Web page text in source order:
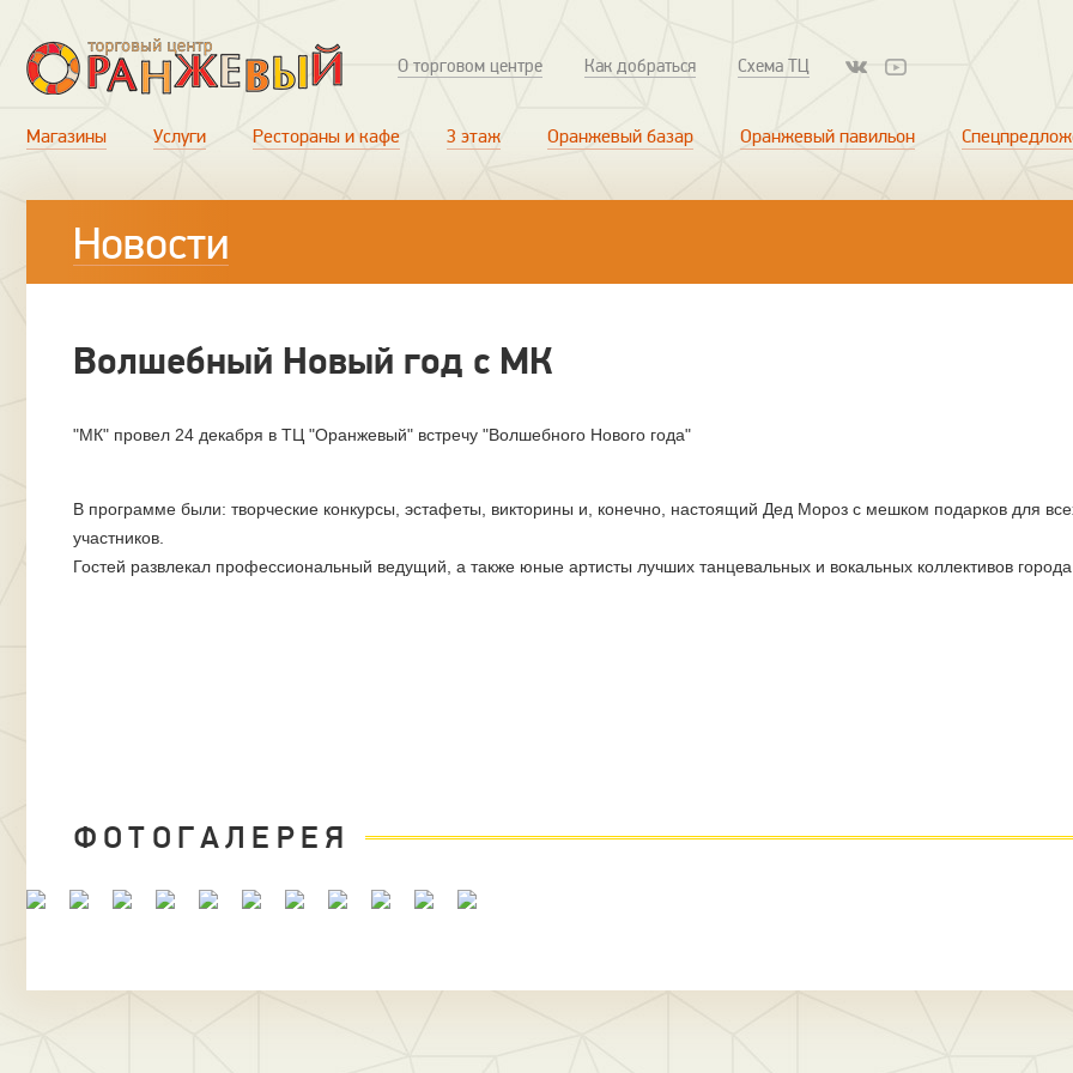
О торговом центре Как добраться Схема ТЦ
Магазины Услуги Рестораны и кафе 3 этаж Оранжевый базар Оранжевый павильон
Новости
Волшебный Новый год с МК
"МК" провел 24 декабря в ТЦ "Оранжевый" встречу "Волшебного Нового года"
В программе были: творческие конкурсы, эстафеты, викторины и, конечно, настоящий Дед Мороз с мешком подарков для
участников.
Гостей развлекал профессиональный ведущий, а также юные артисты лучших танцевальных и вокальных коллективов
ФОТОГАЛЕРЕЯ